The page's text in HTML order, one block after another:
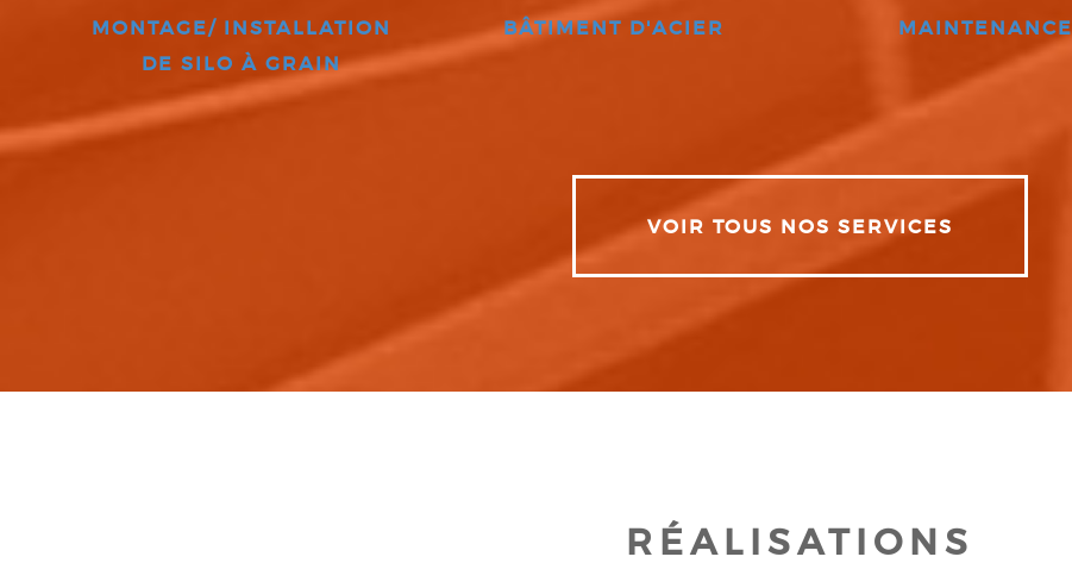
MONTAGE/ INSTALLATION
DE SILO À GRAIN
BÂTIMENT D'ACIER MAINTENANCE
VOIR TOUS NOS SERVICES
RÉALISATIONS